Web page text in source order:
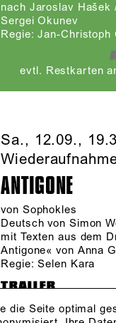
die Seite optimal
nach Jaroslav Hašek
Sergei Okunev
Regie: Jan-Christoph
evtl. Restkarten
Sa., 12.09.,
ANTIGONE
von Sophokles
Deutsch von Simon
mit Texten aus dem
Antigone« von Anna
Regie: Selen Kara
TRAILER